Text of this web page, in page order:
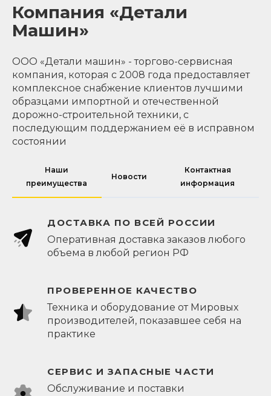
Компания «Детали
Машин»
ООО «Детали машин» - торгово-сервисная
компания, которая с 2008 года предоставляет
комплексное снабжение клиентов лучшими
образцами импортной и отечественной
дорожно-строительной техники, с
последующим поддержанием её в исправном
состоянии
Наши
преимущества
Новости
Контактная
информация
ДОСТАВКА ПО ВСЕЙ РОССИИ
Оперативная доставка заказов любого
объема в любой регион РФ
ПРОВЕРЕННОЕ КАЧЕСТВО
Техника и оборудование от Мировых
производителей, показавшее себя на
практике
СЕРВИС И ЗАПАСНЫЕ ЧАСТИ
Обслуживание и поставки